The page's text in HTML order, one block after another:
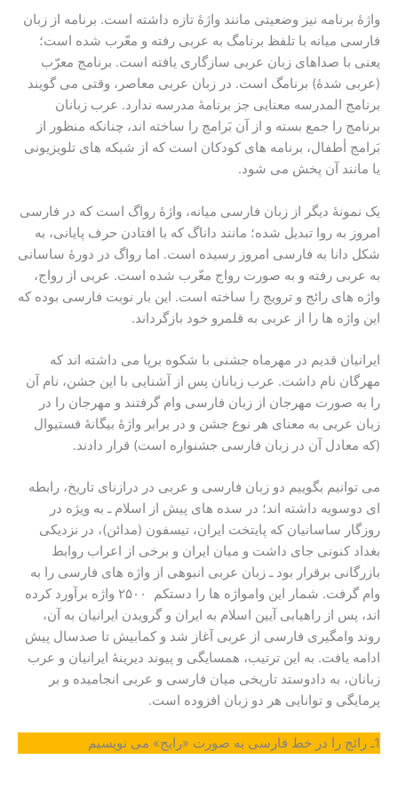
واژۀ برنامه نیز وضعیتی مانند واژۀ تازه داشته است. برنامه از زبان
فارسی میانه با تلفظ برنامگ به عربی رفته و معّرب شده است؛
یعنی با صداهای زبان عربی سازگاری یافته است. برنامج معرّب
(عربی شدۀ) برنامگ است. در زبان عربی معاصر، وقتی می گویند
برنامج المدرسه معنایی جز برنامۀ مدرسه ندارد. عرب زبانان
برنامج را جمع بسته و از آن بَرامج را ساخته اند، چنانکه منظور از
بَرامج أطفال، برنامه های کودکان است که از شبکه های تلویزیونی
یا مانند آن پخش می شود.
یک نمونۀ دیگر از زبان فارسی میانه، واژۀ رواگ است که در فارسی
امروز به روا تبدیل شده؛ مانند داناگ که با افتادن حرف پایانی، به
شکل دانا به فارسی امروز رسیده است. اما رواگ در دورۀ ساسانی
به عربی رفته و به صورت رواج معّرب شده است. عربی از رواج،
واژه های رائج و ترویج را ساخته است. این بار نوبت فارسی بوده که
این واژه ها را از عربی به قلمرو خود بازگرداند.
ایرانیان قدیم در مهرماه جشنی با شکوه برپا می داشته اند که
مهرگان نام داشت. عرب زبانان پس از آشنایی با این جشن، نام آن
را به صورت مهرجان از زبان فارسی وام گرفتند و مهرجان را در
زبان عربی به معنای هر نوع جشن و در برابر واژۀ بیگانۀ فستیوال
(که معادل آن در زبان فارسی جشنواره است) قرار دادند.
می توانیم بگوییم دو زبان فارسی و عربی در درازنای تاریخ، رابطه
ای دوسویه داشته اند؛ در سده های پیش از اسلام ـ به ویژه در
روزگار ساسانیان که پایتخت ایران، تیسفون (مدائن)، در نزدیکی
بغداد کنونی جای داشت و میان ایران و برخی از اعراب روابط
بازرگانی برقرار بود ـ زبان عربی انبوهی از واژه های فارسی را به
وام گرفت. شمار این وامواژه ها را دستکم ۲۵۰۰ واژه برآورد کرده
اند، پس از راهیابی آیین اسلام به ایران و گرویدن ایرانیان به آن،
روند وامگیری فارسی از عربی آغاز شد و کمابیش تا صدسال پیش
ادامه یافت. به این ترتیب، همسایگی و پیوند دیرینۀ ایرانیان و عرب
زبانان، به دادوستد تاریخی میان فارسی و عربی انجامیده و بر
پرمایگی و توانایی هر دو زبان افزوده است.
1ـ رائج را در خط فارسی به صورت «رایج» می نویسیم